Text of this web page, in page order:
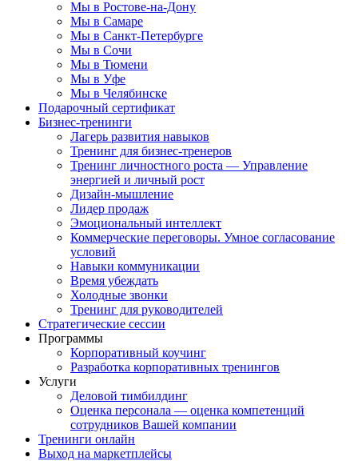
Мы в Ростове-на-Дону
Мы в Самаре
Мы в Санкт-Петербурге
Мы в Сочи
Мы в Тюмени
Мы в Уфе
Мы в Челябинске
Подарочный сертификат
Бизнес-тренинги
Лагерь развития навыков
Тренинг для бизнес-тренеров
Тренинг личностного роста — Управление
энергией и личный рост
Дизайн-мышление
Лидер продаж
Эмоциональный интеллект
Коммерческие переговоры. Умное согласование
условий
Навыки коммуникации
Время убеждать
Холодные звонки
Тренинг для руководителей
Стратегические сессии
Программы
Корпоративный коучинг
Разработка корпоративных тренингов
Услуги
Деловой тимбилдинг
Оценка персонала — оценка компетенций
сотрудников Вашей компании
Тренинги онлайн
Выход на маркетплейсы